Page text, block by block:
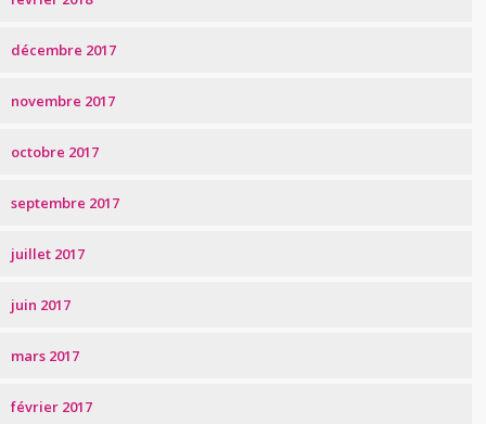
décembre 2017
novembre 2017
octobre 2017
septembre 2017
juillet 2017
juin 2017
mars 2017
février 2017